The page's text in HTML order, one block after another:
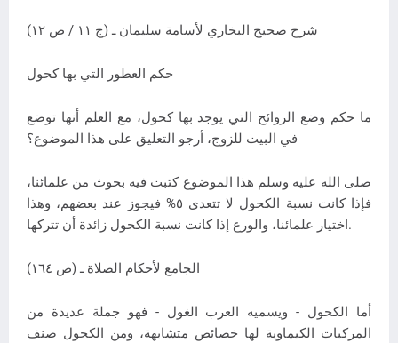
شرح صحيح البخاري لأسامة سليمان ـ (ج ١١ / ص ١٢)
ما حكم وضع الروائح التي يوجد بها كحول، مع العلم أنها توضع
في البيت للزوج، أرجو التعليق على هذا الموضوع؟
صلى الله عليه وسلم هذا الموضوع كتبت فيه بحوث من علمائنا،
فإذا كانت نسبة الكحول لا تتعدى ٥% فيجوز عند بعضهم، وهذا
اختيار علمائنا، والورع إذا كانت نسبة الكحول زائدة أن تتركها.
الجامع لأحكام الصلاة ـ (ص ١٦٤)
أما الكحول - ويسميه العرب الغول - فهو جملة عديدة من
المركبات الكيماوية لها خصائص متشابهة، ومن الكحول صنف